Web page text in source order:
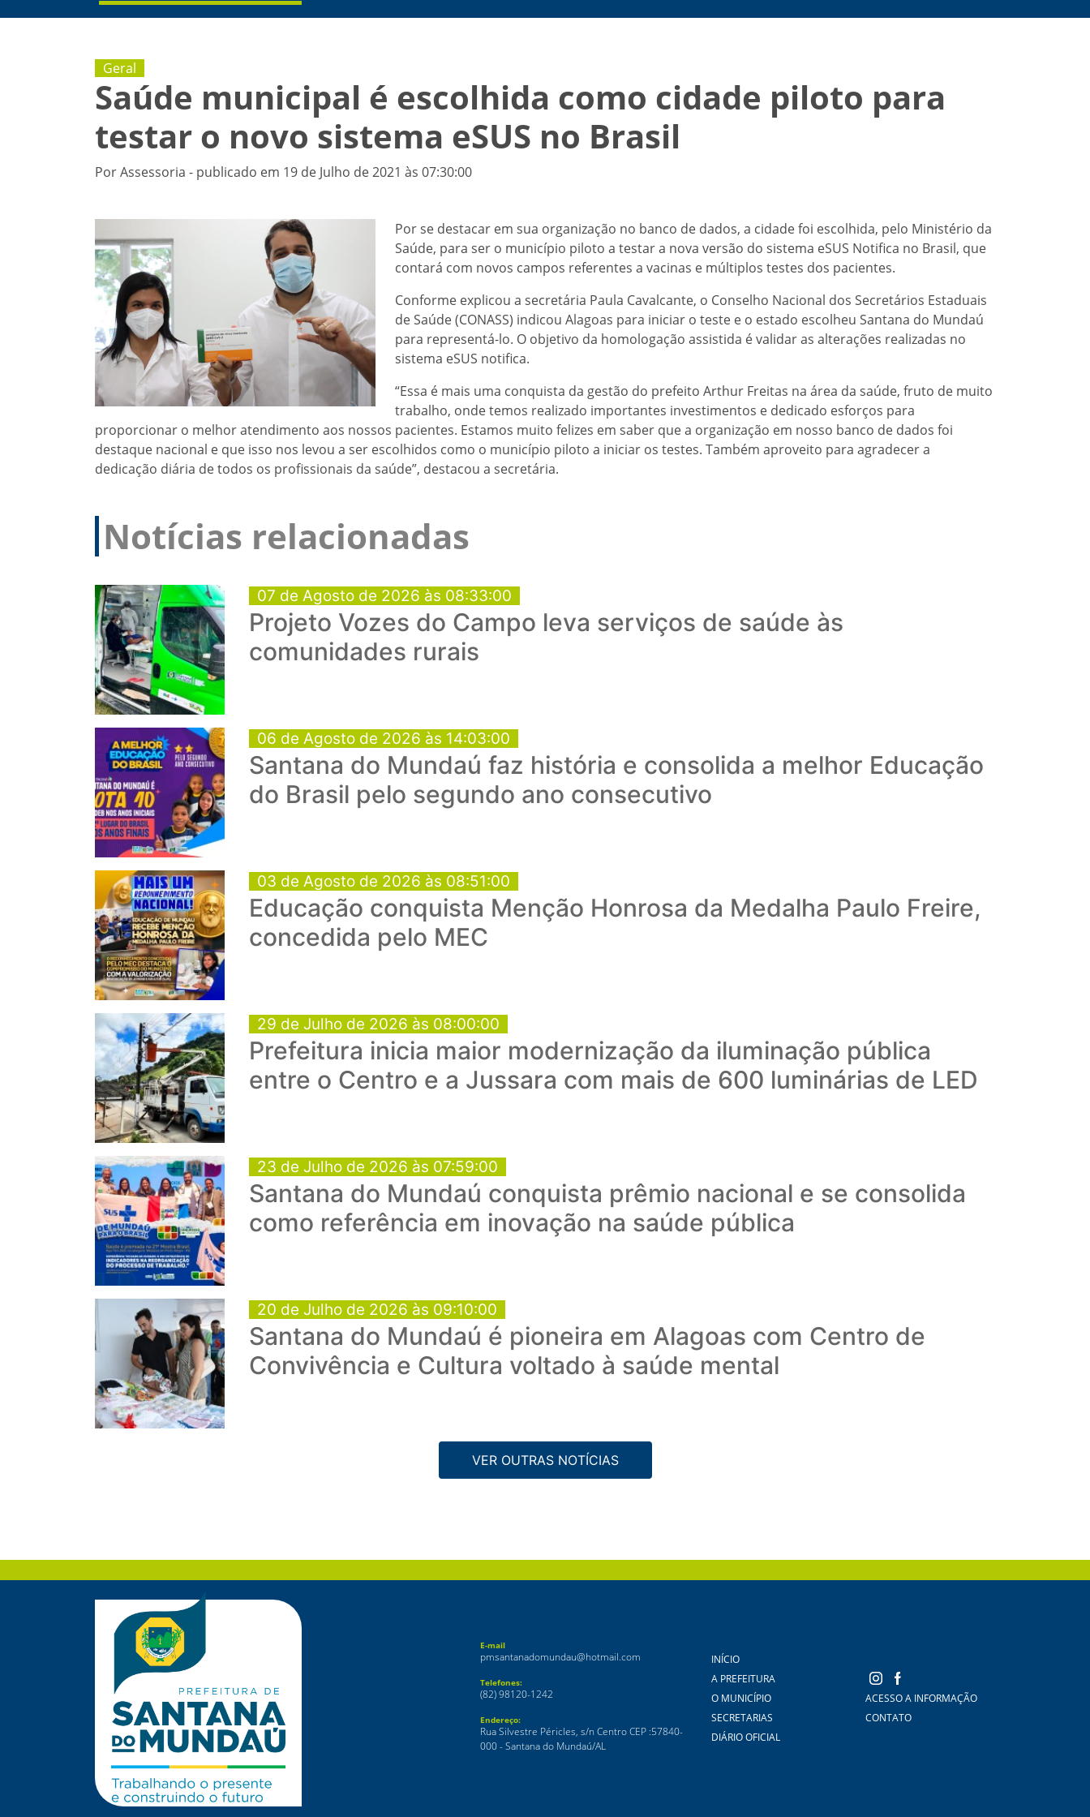
Geral
Saúde municipal é escolhida como cidade piloto para
testar o novo sistema eSUS no Brasil
Por Assessoria - publicado em 19 de Julho de 2021 às 07:30:00
Por se destacar em sua organização no banco de dados, a cidade foi escolhida, pelo Ministério da
Saúde, para ser o município piloto a testar a nova versão do sistema eSUS Notifica no Brasil, que
contará com novos campos referentes a vacinas e múltiplos testes dos pacientes.
Conforme explicou a secretária Paula Cavalcante, o Conselho Nacional dos Secretários Estaduais
de Saúde (CONASS) indicou Alagoas para iniciar o teste e o estado escolheu Santana do Mundaú
para representá-lo. O objetivo da homologação assistida é validar as alterações realizadas no
sistema eSUS notifica.
“Essa é mais uma conquista da gestão do prefeito Arthur Freitas na área da saúde, fruto de muito
trabalho, onde temos realizado importantes investimentos e dedicado esforços para
proporcionar o melhor atendimento aos nossos pacientes. Estamos muito felizes em saber que a organização em nosso banco de dados foi
destaque nacional e que isso nos levou a ser escolhidos como o município piloto a iniciar os testes. Também aproveito para agradecer a
dedicação diária de todos os profissionais da saúde”, destacou a secretária.
Notícias relacionadas
07 de Agosto de 2026 às 08:33:00
Projeto Vozes do Campo leva serviços de saúde às
comunidades rurais
06 de Agosto de 2026 às 14:03:00
Santana do Mundaú faz história e consolida a melhor Educação
do Brasil pelo segundo ano consecutivo
03 de Agosto de 2026 às 08:51:00
Educação conquista Menção Honrosa da Medalha Paulo Freire,
concedida pelo MEC
29 de Julho de 2026 às 08:00:00
Prefeitura inicia maior modernização da iluminação pública
entre o Centro e a Jussara com mais de 600 luminárias de LED
23 de Julho de 2026 às 07:59:00
Santana do Mundaú conquista prêmio nacional e se consolida
como referência em inovação na saúde pública
20 de Julho de 2026 às 09:10:00
Santana do Mundaú é pioneira em Alagoas com Centro de
Convivência e Cultura voltado à saúde mental
VER OUTRAS NOTÍCIAS
E-mail
pmsantanadomundau@hotmail.com
Telefones:
(82) 98120-1242
Endereço:
Rua Silvestre Péricles, s/n Centro CEP :57840-
000 - Santana do Mundaú/AL
INÍCIO
A PREFEITURA
O MUNICÍPIO
SECRETARIAS
DIÁRIO OFICIAL
ACESSO A INFORMAÇÃO
CONTATO